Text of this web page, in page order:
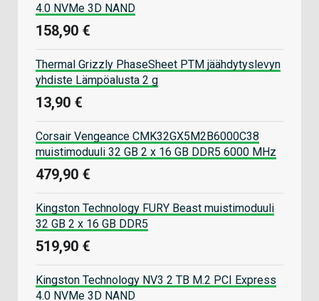
4.0 NVMe 3D NAND
158,90 €
Thermal Grizzly PhaseSheet PTM jäähdytyslevyn
yhdiste Lämpöalusta 2 g
13,90 €
Corsair Vengeance CMK32GX5M2B6000C38
muistimoduuli 32 GB 2 x 16 GB DDR5 6000 MHz
479,90 €
Kingston Technology FURY Beast muistimoduuli
32 GB 2 x 16 GB DDR5
519,90 €
Kingston Technology NV3 2 TB M.2 PCI Express
4.0 NVMe 3D NAND